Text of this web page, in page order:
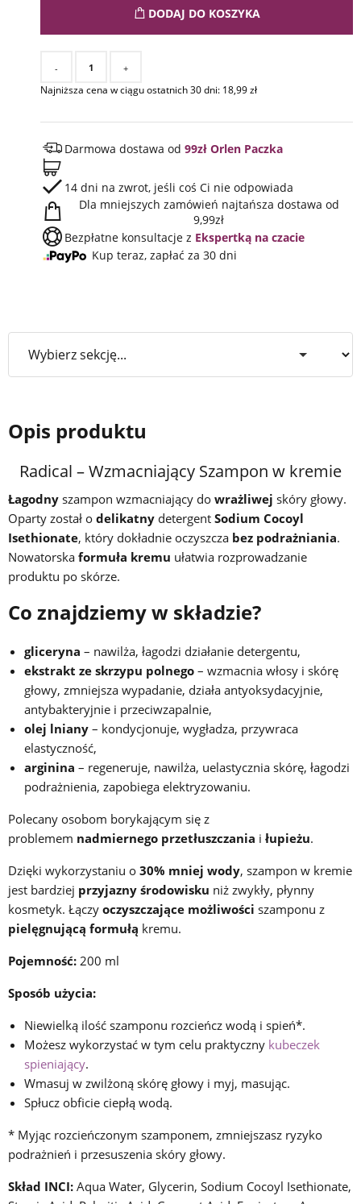
DODAJ DO KOSZYKA
- +
Najniższa cena w ciągu ostatnich 30 dni: 18,99zł
Darmowa dostawa od 99zł Orlen Paczka
14 dni na zwrot, jeśli coś Ci nie odpowiada
Dla mniejszych zamówień najtańsza dostawa od
9,99zł
Bezpłatne konsultacje z Ekspertką na czacie
Kup teraz, zapłać za 30 dni
Opis produktu
Radical – Wzmacniający Szampon w kremie
Łagodny szampon wzmacniający do wrażliwej skóry głowy.
Oparty został o delikatny detergent Sodium Cocoyl
Isethionate, który dokładnie oczyszcza bez podrażniania.
Nowatorska formuła kremu ułatwia rozprowadzanie
produktu po skórze.
Co znajdziemy w składzie?
gliceryna – nawilża, łagodzi działanie detergentu,
ekstrakt ze skrzypu polnego – wzmacnia włosy i skórę
głowy, zmniejsza wypadanie, działa antyoksydacyjnie,
antybakteryjnie i przeciwzapalnie,
olej lniany – kondycjonuje, wygładza, przywraca
elastyczność,
arginina – regeneruje, nawilża, uelastycznia skórę, łagodzi
podrażnienia, zapobiega elektryzowaniu.
Polecany osobom borykającym się z
problemem nadmiernego przetłuszczania i łupieżu.
Dzięki wykorzystaniu o 30% mniej wody, szampon w kremie
jest bardziej przyjazny środowisku niż zwykły, płynny
kosmetyk. Łączy oczyszczające możliwości szamponu z
pielęgnującą formułą kremu.
Pojemność: 200 ml
Sposób użycia:
Niewielką ilość szamponu rozcieńcz wodą i spień*.
Możesz wykorzystać w tym celu praktyczny kubeczek
spieniający.
Wmasuj w zwilżoną skórę głowy i myj, masując.
Spłucz obficie ciepłą wodą.
* Myjąc rozcieńczonym szamponem, zmniejszasz ryzyko
podrażnień i przesuszenia skóry głowy.
Skład INCI: Aqua Water, Glycerin, Sodium Cocoyl Isethionate,